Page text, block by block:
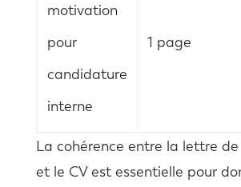
motivation
pour
candidature
interne
1 page
La cohérence entre la lettre
et le CV est essentielle pour